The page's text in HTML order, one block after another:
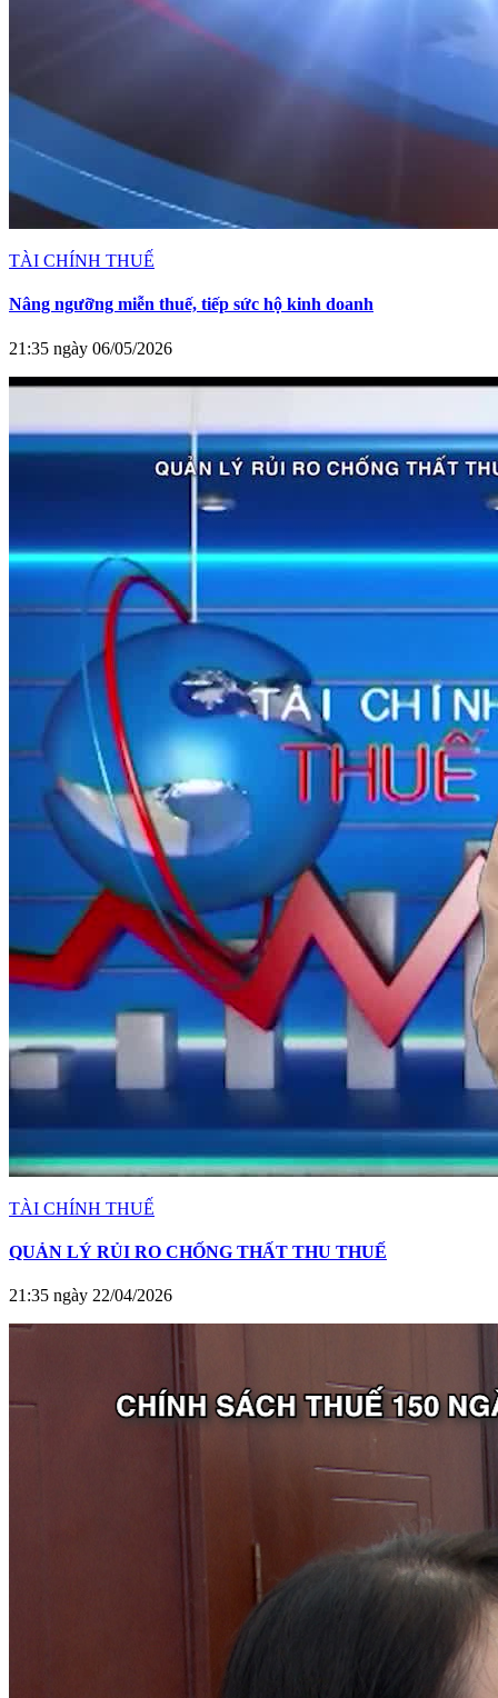
TÀI CHÍNH THUẾ
Nâng ngưỡng miễn thuế, tiếp sức hộ kinh doanh
21:35 ngày 06/05/2026
TÀI CHÍNH THUẾ
QUẢN LÝ RỦI RO CHỐNG THẤT THU THUẾ
21:35 ngày 22/04/2026